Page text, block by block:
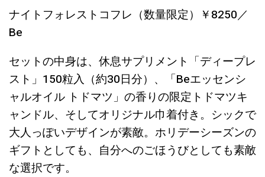
ナイトフォレストコフレ（数量限定）￥8250／
Be
セットの中身は、休息サプリメント「ディープレ
スト」150粒入（約30日分）、「Beエッセンシ
ャルオイル トドマツ」の香りの限定トドマツキ
ャンドル、そしてオリジナル巾着付き。シックで
大人っぽいデザインが素敵。ホリデーシーズンの
ギフトとしても、自分へのごほうびとしても素敵
な選択です。